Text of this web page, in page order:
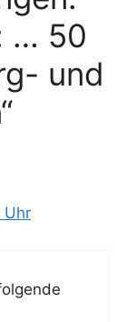
… 50
und
Uhr